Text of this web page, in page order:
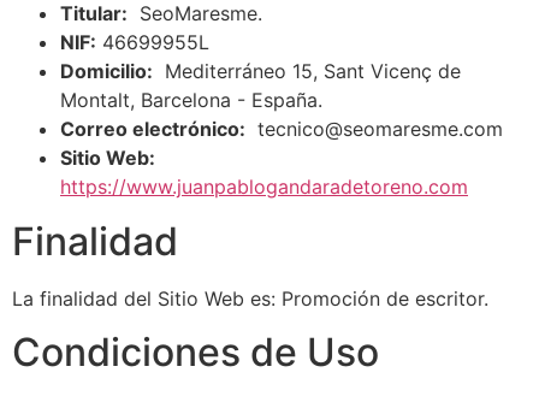
Titular: SeoMaresme.
NIF: 46699955L
Domicilio: Mediterráneo 15, Sant Vicenç de
Montalt, Barcelona - España.
Correo electrónico: tecnico@seomaresme.com
Sitio Web:
https://www.juanpablogandaradetoreno.com
Finalidad
La finalidad del Sitio Web es: Promoción de escritor.
Condiciones de Uso